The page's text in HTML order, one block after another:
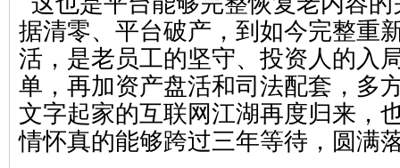
据清零、平台破产，到如今完整重
活，是老员工的坚守、投资人的入
单，再加资产盘活和司法配套，多
文字起家的互联网江湖再度归来，
情怀真的能够跨过三年等待，圆满